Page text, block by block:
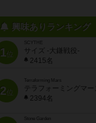
興味ありランキング
1位
SCYTHE
サイズ -大鎌戦役-
2415名
2位
Terraforming Mars
テラフォーミングマー
2394名
Stone Garden